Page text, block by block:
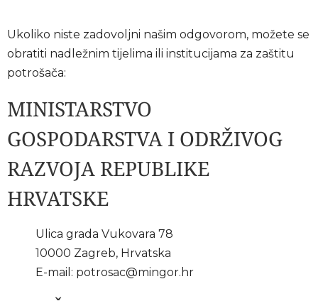
Ukoliko niste zadovoljni našim odgovorom, možete se
obratiti nadležnim tijelima ili institucijama za zaštitu
potrošača:
MINISTARSTVO
GOSPODARSTVA I ODRŽIVOG
RAZVOJA REPUBLIKE
HRVATSKE
Ulica grada Vukovara 78
10000 Zagreb, Hrvatska
E-mail: potrosac@mingor.hr